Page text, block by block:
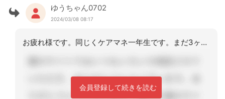
ゆうちゃん0702
2024/03/08 08:17
お疲れ様です。同じくケアマネ一年生です。まだ3ヶ月ちょっと。状況が似ているように
会員登録して続きを読む